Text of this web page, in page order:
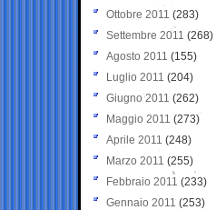
Ottobre 2011 (283)
Settembre 2011 (268)
Agosto 2011 (155)
Luglio 2011 (204)
Giugno 2011 (262)
Maggio 2011 (273)
Aprile 2011 (248)
Marzo 2011 (255)
Febbraio 2011 (233)
Gennaio 2011 (253)